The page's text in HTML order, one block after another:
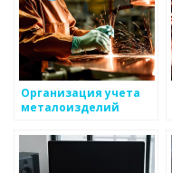
Организация учета
металоизделий